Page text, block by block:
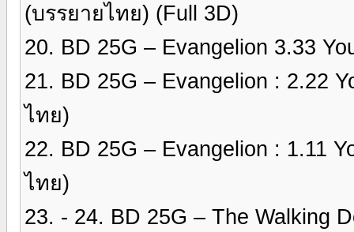
(บรรยายไทย) (Full 3D)
20. BD 25G – Evangelion 3.33
21. BD 25G – Evangelion : 2.22
ไทย)
22. BD 25G – Evangelion : 1.11
ไทย)
23. - 24. BD 25G – The Walking